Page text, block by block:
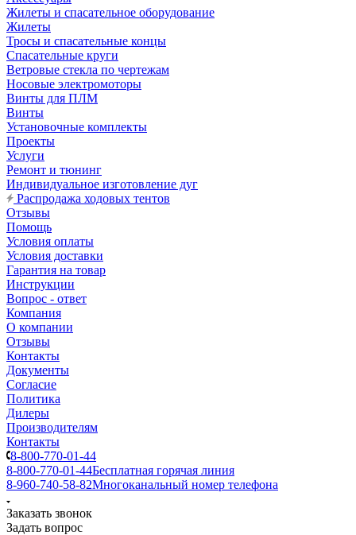
Жилеты и спасательное оборудование
Жилеты
Тросы и спасательные концы
Спасательные круги
Ветровые стекла по чертежам
Носовые электромоторы
Винты для ПЛМ
Винты
Установочные комплекты
Проекты
Услуги
Ремонт и тюнинг
Индивидуальное изготовление дуг
Распродажа ходовых тентов
Отзывы
Помощь
Условия оплаты
Условия доставки
Гарантия на товар
Инструкции
Вопрос - ответ
Компания
О компании
Отзывы
Контакты
Документы
Согласие
Политика
Дилеры
Производителям
Контакты
8-800-770-01-44
8-800-770-01-44Бесплатная горячая линия
8-960-740-58-82Многоканальный номер телефона
Заказать звонок
Задать вопрос